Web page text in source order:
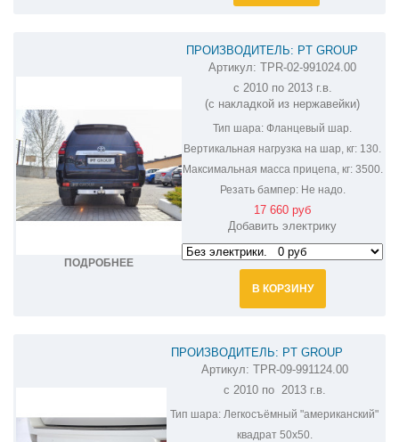
ПОДРОБНЕЕ
ПРОИЗВОДИТЕЛЬ: PT GROUP
ФАРКОП НА LEXUS GX460 TPR-02-
991024.00
Артикул: TPR-02-991024.00
с 2010 по 2013 г.в.
(с накладкой из нержавейки)
Тип шара: Фланцевый шар.
Вертикальная нагрузка на шар, кг: 130.
Максимальная масса прицепа, кг:3500.
Резать бампер:Не надо.
17 660 руб
Добавить электрику
В КОРЗИНУ
ПРОИЗВОДИТЕЛЬ: PT GROUP
ФАРКОП НА LEXUS GX 460
TPR991101/TPR-09-991124.00
Артикул: TPR-09-991124.00
с 2010 по 2013 г.в.
Тип шара: Легкосъёмный "американский"
квадрат 50х50.